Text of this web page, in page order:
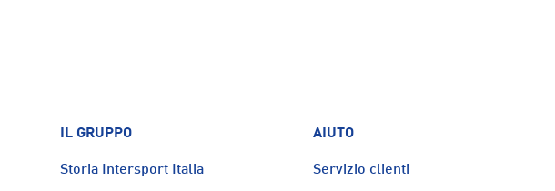
IL GRUPPO
Storia Intersport Italia
AIUTO
Servizio clienti